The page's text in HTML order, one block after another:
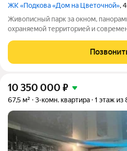
ЖК «Подкова «Дом на Цветочной»,
Живописный парк за окном,
охраняемой территорией и
современном жилье.Квартиры для
а продуманная среда для
10 350 000 ₽
67,5 м² 3-комн. квартира 1 этаж из